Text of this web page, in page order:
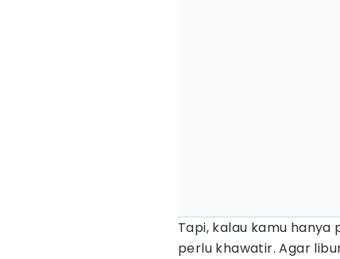
Tapi, kalau kamu hanya
perlu khawatir. Agar